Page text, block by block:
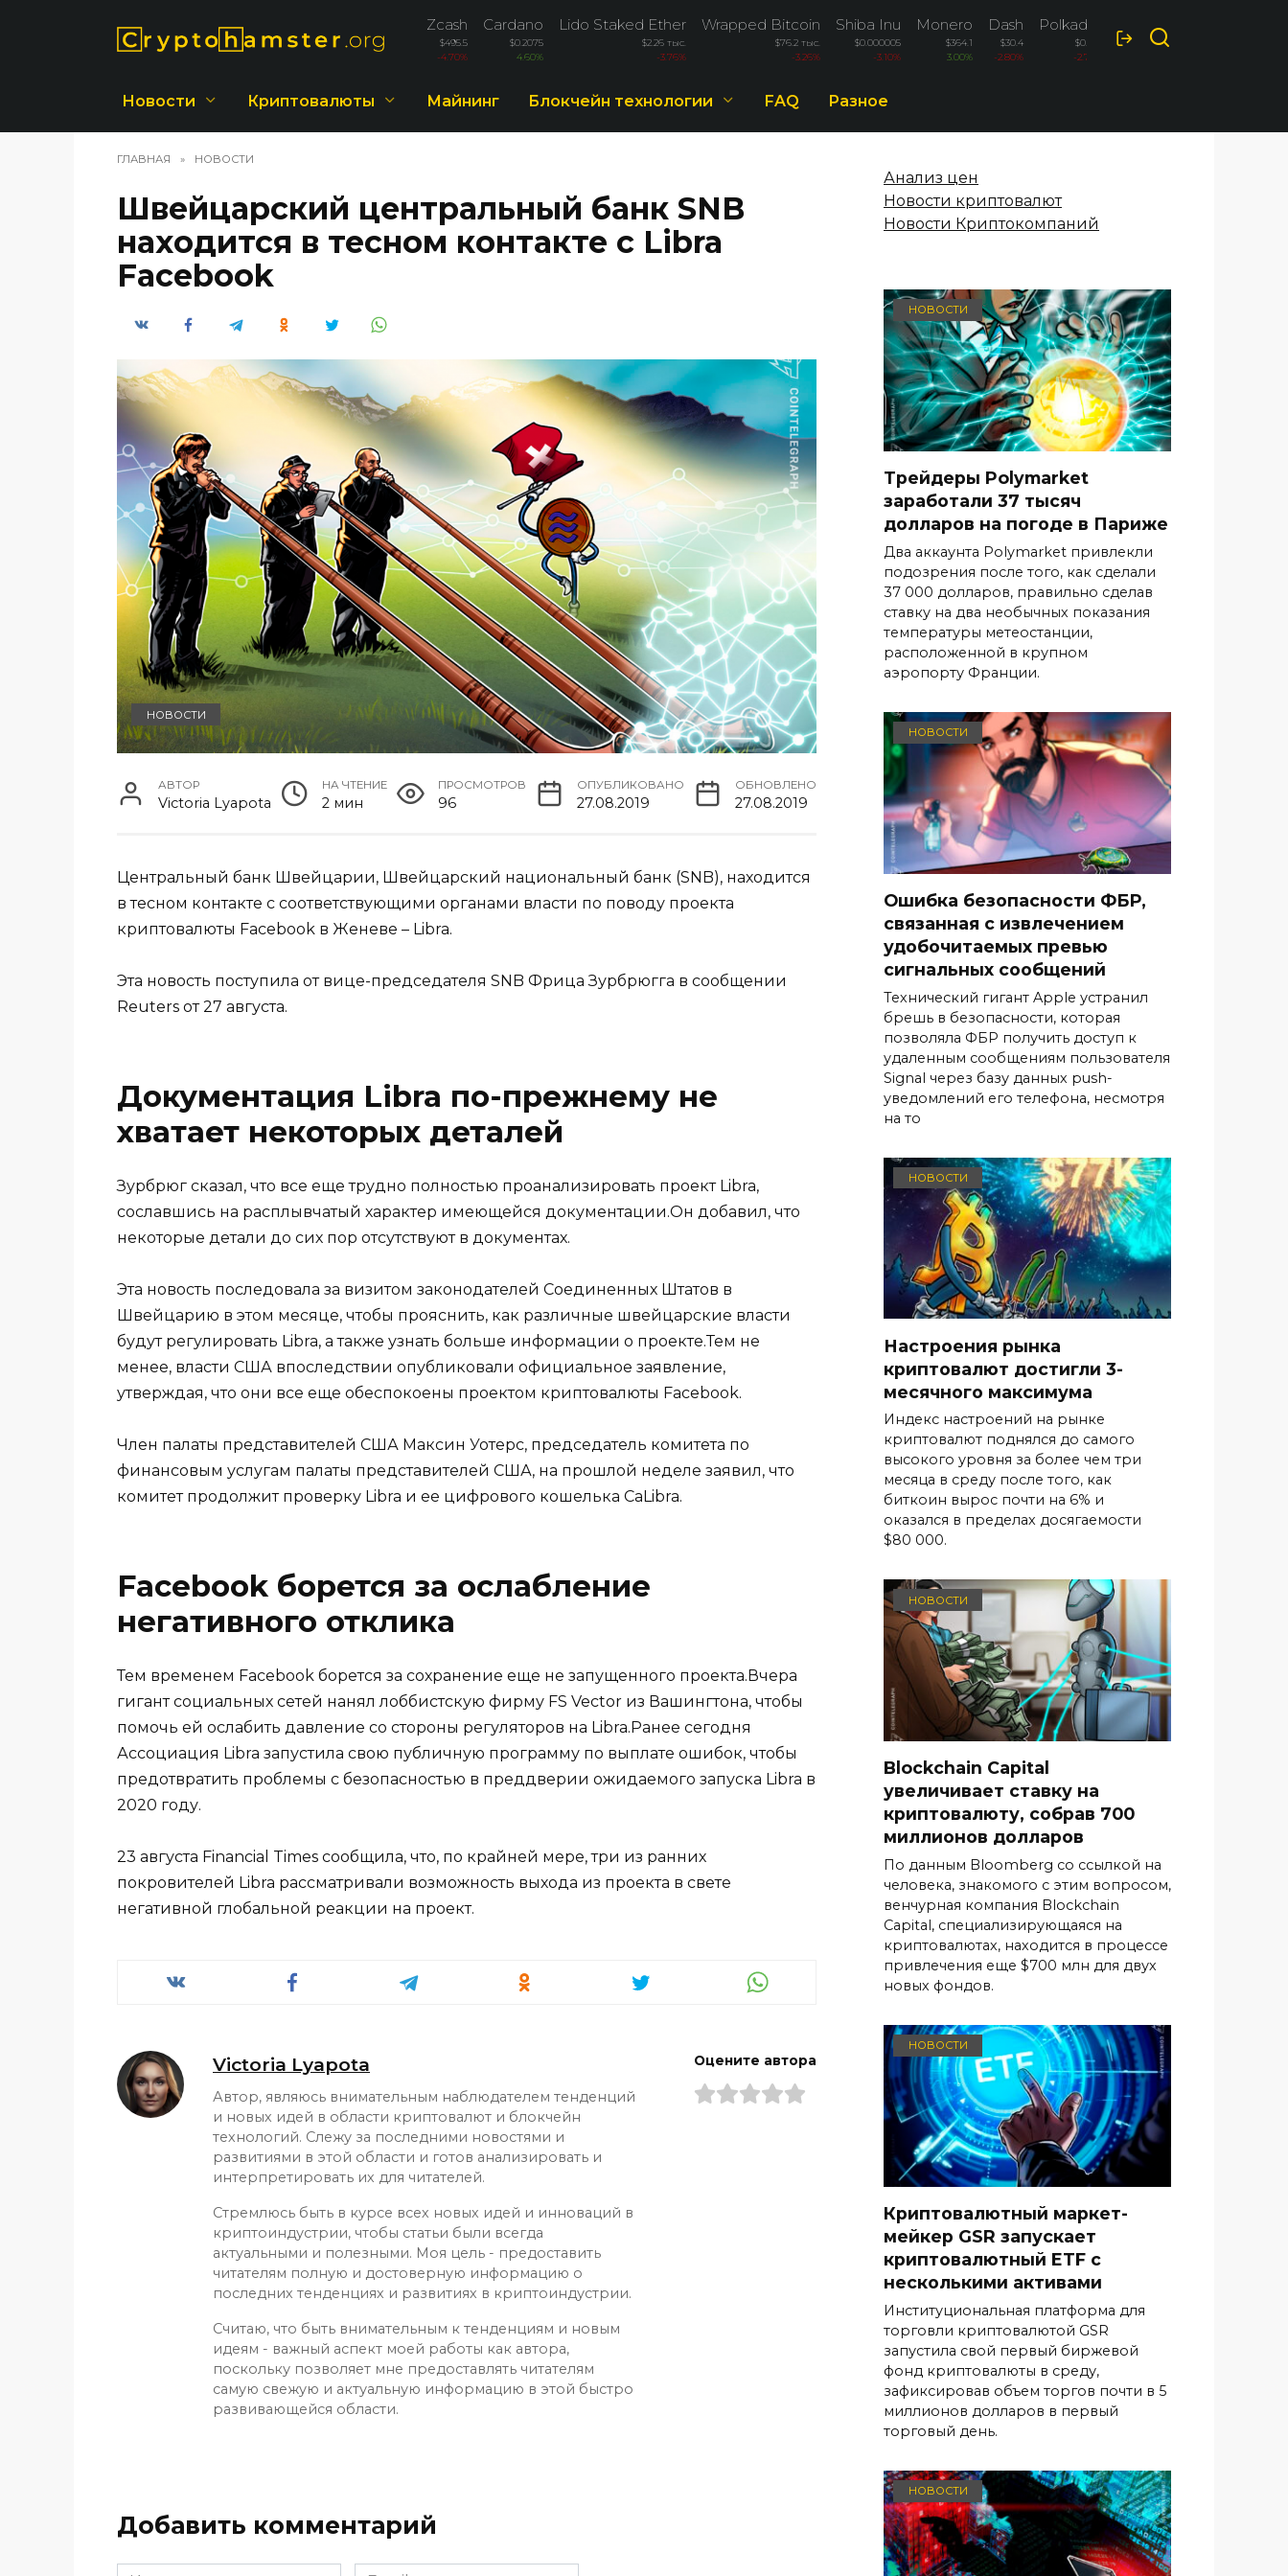
Zcash
$495.5
-4.70%
Cardano
$0.2075
4.60%
Lido Staked Ether
$2.26 тыс.
-3.76%
Wrapped Bitcoin
$76.2 тыс.
-3.26%
Shiba Inu
$0.000005
-3.10%
Monero
$364.1
3.00%
Dash
$30.4
-2.80%
Polkadot
$0.823
-2.70%
Новости Криптовалюты Майнинг Блокчейн технологии FAQ Разное
ГЛАВНАЯ » НОВОСТИ
Швейцарский центральный банк SNB
находится в тесном контакте с Libra
Facebook
НОВОСТИ
АВТОР
Victoria Lyapota
НА ЧТЕНИЕ
2 мин
ПРОСМОТРОВ
96
ОПУБЛИКОВАНО
27.08.2019
ОБНОВЛЕНО
27.08.2019
Центральный банк Швейцарии, Швейцарский национальный банк (SNB), находится
в тесном контакте с соответствующими органами власти по поводу проекта
криптовалюты Facebook в Женеве – Libra.
Эта новость поступила от вице-председателя SNB Фрица Зурбрюгга в сообщении
Reuters от 27 августа.
Документация Libra по-прежнему не
хватает некоторых деталей
Зурбрюг сказал, что все еще трудно полностью проанализировать проект Libra,
сославшись на расплывчатый характер имеющейся документации.Он добавил, что
некоторые детали до сих пор отсутствуют в документах.
Эта новость последовала за визитом законодателей Соединенных Штатов в
Швейцарию в этом месяце, чтобы прояснить, как различные швейцарские власти
будут регулировать Libra, а также узнать больше информации о проекте.Тем не
менее, власти США впоследствии опубликовали официальное заявление,
утверждая, что они все еще обеспокоены проектом криптовалюты Facebook.
Член палаты представителей США Максин Уотерс, председатель комитета по
финансовым услугам палаты представителей США, на прошлой неделе заявил, что
комитет продолжит проверку Libra и ее цифрового кошелька CaLibra.
Facebook борется за ослабление
негативного отклика
Тем временем Facebook борется за сохранение еще не запущенного проекта.Вчера
гигант социальных сетей нанял лоббистскую фирму FS Vector из Вашингтона, чтобы
помочь ей ослабить давление со стороны регуляторов на Libra.Ранее сегодня
Ассоциация Libra запустила свою публичную программу по выплате ошибок, чтобы
предотвратить проблемы с безопасностью в преддверии ожидаемого запуска Libra в
2020 году.
23 августа Financial Times сообщила, что, по крайней мере, три из ранних
покровителей Libra рассматривали возможность выхода из проекта в свете
негативной глобальной реакции на проект.
Victoria Lyapota
Автор, являюсь внимательным наблюдателем тенденций
и новых идей в области криптовалют и блокчейн
технологий. Слежу за последними новостями и
развитиями в этой области и готов анализировать и
интерпретировать их для читателей.
Стремлюсь быть в курсе всех новых идей и инноваций в
криптоиндустрии, чтобы статьи были всегда
актуальными и полезными. Моя цель - предоставить
читателям полную и достоверную информацию о
последних тенденциях и развитиях в криптоиндустрии.
Считаю, что быть внимательным к тенденциям и новым
идеям - важный аспект моей работы как автора,
поскольку позволяет мне предоставлять читателям
самую свежую и актуальную информацию в этой быстро
развивающейся области.
Оцените автора
Добавить комментарий
Анализ цен
Новости криптовалют
Новости Криптокомпаний
НОВОСТИ
Трейдеры Polymarket
заработали 37 тысяч
долларов на погоде в Париже
Два аккаунта Polymarket привлекли
подозрения после того, как сделали
37 000 долларов, правильно сделав
ставку на два необычных показания
температуры метеостанции,
расположенной в крупном
аэропорту Франции.
НОВОСТИ
Ошибка безопасности ФБР,
связанная с извлечением
удобочитаемых превью
сигнальных сообщений
Технический гигант Apple устранил
брешь в безопасности, которая
позволяла ФБР получить доступ к
удаленным сообщениям пользователя
Signal через базу данных push-
уведомлений его телефона, несмотря
на то
НОВОСТИ
Настроения рынка
криптовалют достигли 3-
месячного максимума
Индекс настроений на рынке
криптовалют поднялся до самого
высокого уровня за более чем три
месяца в среду после того, как
биткоин вырос почти на 6% и
оказался в пределах досягаемости
$80 000.
НОВОСТИ
Blockchain Capital
увеличивает ставку на
криптовалюту, собрав 700
миллионов долларов
По данным Bloomberg со ссылкой на
человека, знакомого с этим вопросом,
венчурная компания Blockchain
Capital, специализирующаяся на
криптовалютах, находится в процессе
привлечения еще $700 млн для двух
новых фондов.
НОВОСТИ
Криптовалютный маркет-
мейкер GSR запускает
криптовалютный ETF с
несколькими активами
Институциональная платформа для
торговли криптовалютой GSR
запустила свой первый биржевой
фонд криптовалюты в среду,
зафиксировав объем торгов почти в 5
миллионов долларов в первый
торговый день.
НОВОСТИ